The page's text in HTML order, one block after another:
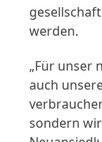
werden.
„Für unser
auch
sondern